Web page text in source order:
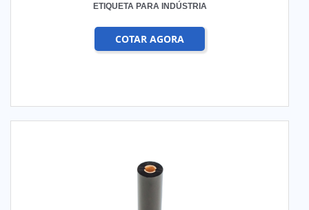
ETIQUETA PARA INDÚSTRIA
COTAR AGORA